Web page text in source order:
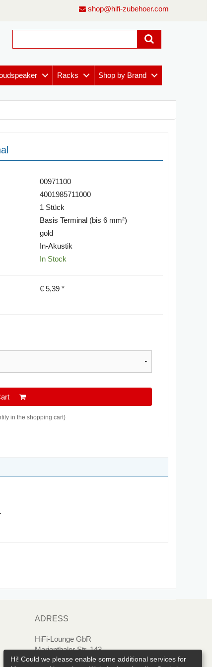
shop@hifi-zubehoer.com
Racks Shop by Brand
00971100
4001985711000
1 Stück
Basis Terminal (bis 6 mm²)
gold
In-Akustik
In Stock
€5,39*
in the shopping cart)
ADRESS
HiFi-Lounge GbR
Marienthaler Str. 143
08060 Zwickau
Hi! Could we please enable some additional services for